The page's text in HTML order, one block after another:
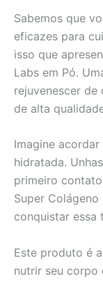
Sabemos que
eficazes para
isso que
Labs em Pó.
rejuvenescer
de alta
Imagine
hidratada.
primeiro
Super
conquistar essa
Este produto é
nutrir seu corpo